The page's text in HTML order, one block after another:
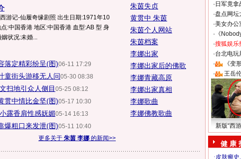
游记-仙履奇缘剧照 出生日期:1971年10
:中国香港 地区:中国香港 血型:AB 型 身
状况:未婚...
落定精彩纷呈(图)06-11 17:29
童街头游移无人问05-30 08:38
扫地引众人侧目 05-25 08:12
贯中情比金坚(图)05-17 10:30
露香肩性感妩媚05-14 16:13
爆粗口来发泄(图)05-11 10:40
更多关于 朱茵 李娜 的新闻>>
朱茵失贞
黄贯中 朱茵
朱茵个人网站
朱茵档案
李娜出家
李娜出家后的佛歌
李娜青藏高原
李娜出家真相
李娜歌曲
李娜佛教歌曲
· 日军竟拿
·盘点网坛
·美女办公
· 《
·搜狐娱乐
·台北电玩
·
《变
·
王岳
新版“西
健 康